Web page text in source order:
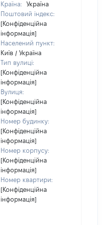
Країна:
Україна
Поштовий індекс:
[Конфіденційна
інформація]
Населений пункт:
Київ / Україна
Тип вулиці:
[Конфіденційна
інформація]
Вулиця:
[Конфіденційна
інформація]
Номер будинку:
[Конфіденційна
інформація]
Номер корпусу:
[Конфіденційна
інформація]
Номер квартири:
[Конфіденційна
інформація]